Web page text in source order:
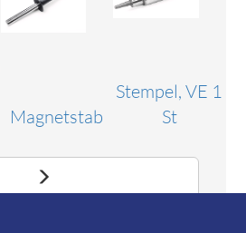
Magnetstab
Stempel, VE 1
St